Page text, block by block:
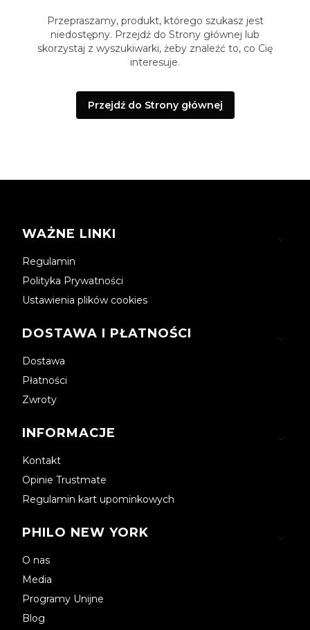
Przepraszamy, produkt, którego szukasz jest
niedostępny. Przejdź do Strony głównej lub
skorzystaj z wyszukiwarki, żeby znaleźć to, co Cię
interesuje.
Przejdź do Strony głównej
Linki w stopce
WAŻNE LINKI
Regulamin
Polityka Prywatności
Ustawienia plików cookies
DOSTAWA I PŁATNOŚCI
Dostawa
Płatności
Zwroty
INFORMACJE
Kontakt
Opinie Trustmate
Regulamin kart upominkowych
PHILO NEW YORK
O nas
Media
Programy Unijne
Blog